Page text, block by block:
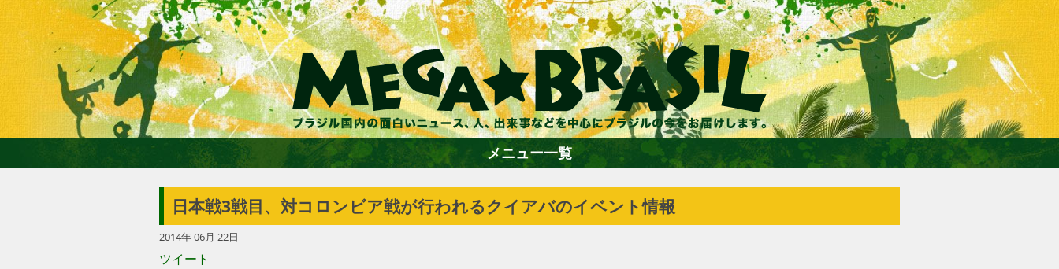
ホーム
メニュー一覧
日本戦3戦目、対コロンビア戦が行われるクイアバのイベント情報
2014年 06月 22日
ツイート